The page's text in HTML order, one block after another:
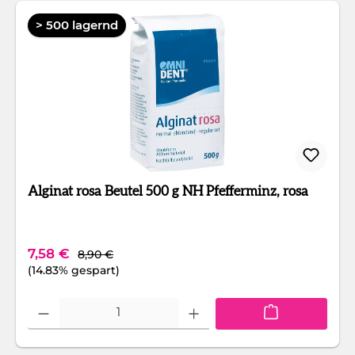
> 500 lagernd
Alginat rosa Beutel 500 g NH Pfefferminz, rosa
Verkaufspreis:
7,58 € Regulärer Preis:
8,90 €
(14.83% gespart)
Produkt Anzahl: Gib den gewünschten Wert ein oder benutze die